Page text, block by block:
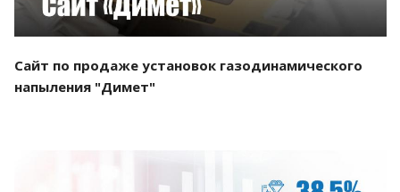
Сайт по продаже установок газодинамического
напыления "Димет"